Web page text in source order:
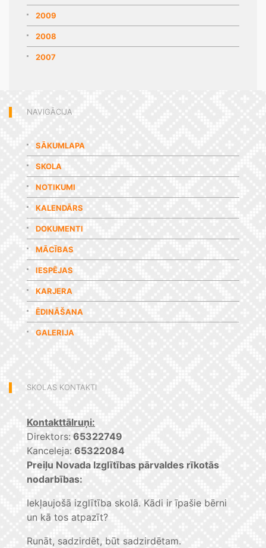
2009
2008
2007
NAVIGĀCIJA
SĀKUMLAPA
SKOLA
NOTIKUMI
KALENDĀRS
DOKUMENTI
MĀCĪBAS
IESPĒJAS
KARJERA
ĒDINĀŠANA
GALERIJA
SKOLAS KONTAKTI
Kontakttālruņi:
Direktors: 65322749
Kanceleja: 65322084
Preiļu Novada Izglītības pārvaldes rīkotās
nodarbības:
Iekļaujošā izglītība skolā. Kādi ir īpašie bērni
un kā tos atpazīt?
Runāt, sadzirdēt, būt sadzirdētam.